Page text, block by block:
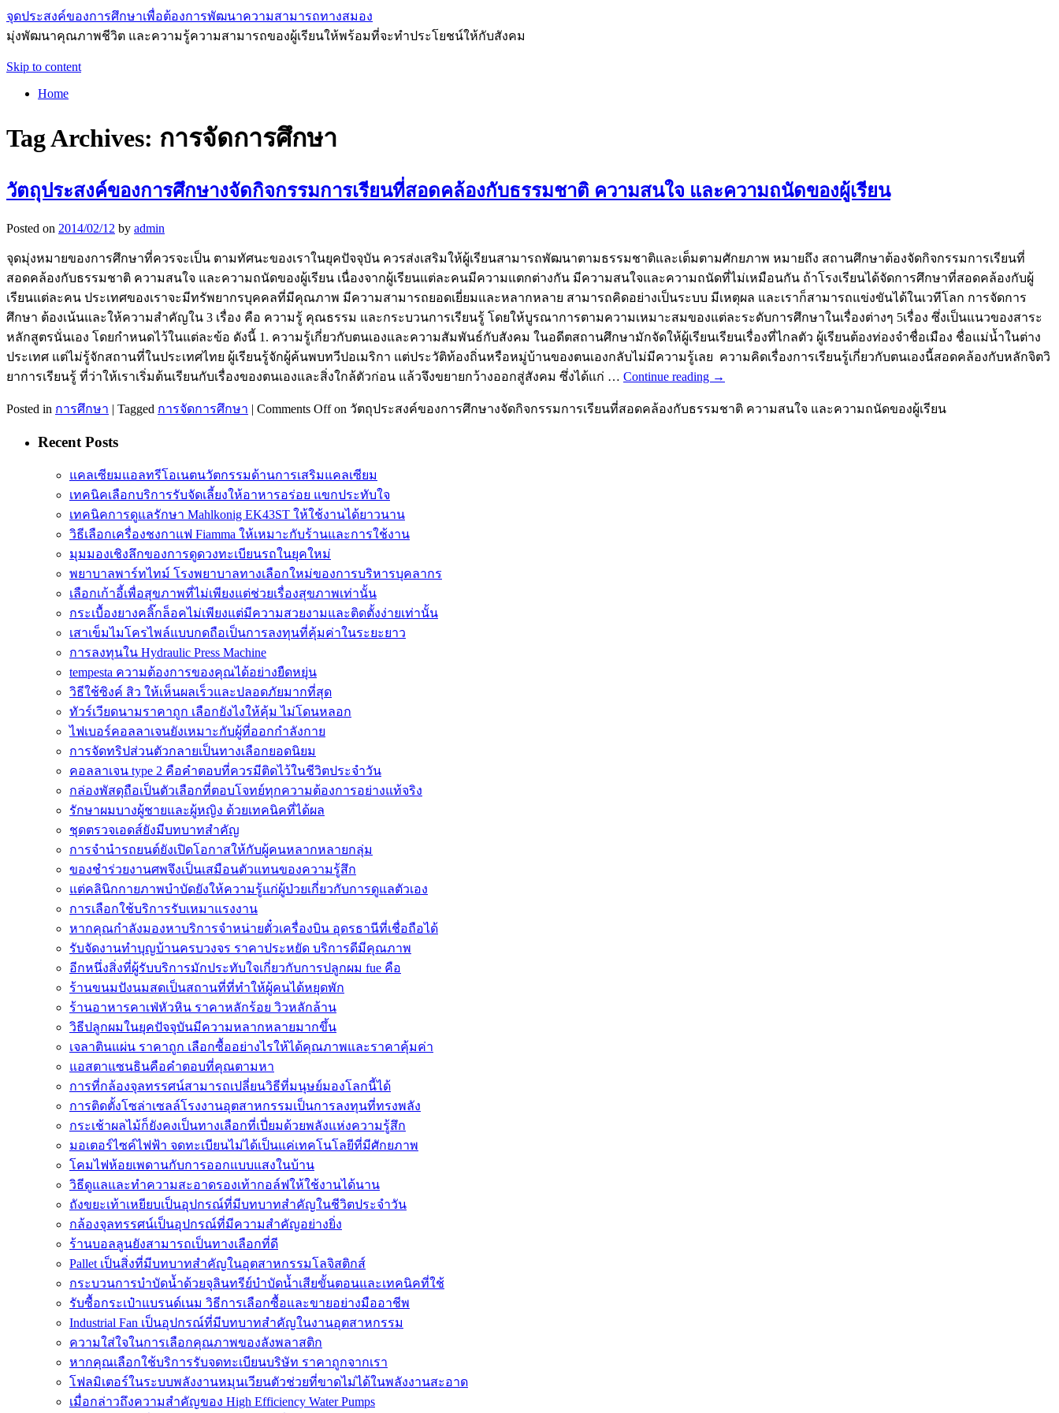
จุดประสงค์ของการศึกษาเพื่อต้องการพัฒนาความสามารถทางสมอง
มุ่งพัฒนาคุณภาพชีวิต และความรู้ความสามารถของผู้เรียนให้พร้อมที่จะทำประโยชน์ให้กับสังคม
Skip to content
Home
Tag Archives: การจัดการศึกษา
วัตถุประสงค์ของการศึกษางจัดกิจกรรมการเรียนที่สอดคล้องกับธรรมชาติ ความสนใจ และความถนัดของผู้เรียน
Posted on 2014/02/12 by admin
จุดมุ่งหมายของการศึกษาที่ควรจะเป็น ตามทัศนะของเราในยุคปัจจุบัน ควรส่งเสริมให้ผู้เรียนสามารถพัฒนาตามธรรมชาติและเต็มตามศักยภาพ หมายถึง สถานศึกษาต้องจัดกิจกรรมการเรียนที่
สอดคล้องกับธรรมชาติ ความสนใจ และความถนัดของผู้เรียน เนื่องจากผู้เรียนแต่ละคนมีความแตกต่างกัน มีความสนใจและความถนัดที่ไม่เหมือนกัน ถ้าโรงเรียนได้จัดการศึกษาที่สอดคล้องกับผู้
เรียนแต่ละคน ประเทศของเราจะมีทรัพยากรบุคคลที่มีคุณภาพ มีความสามารถยอดเยี่ยมและหลากหลาย สามารถคิดอย่างเป็นระบบ มีเหตุผล และเราก็สามารถแข่งขันได้ในเวทีโลก การจัดการ
ศึกษา ต้องเน้นและให้ความสำคัญใน 3 เรื่อง คือ ความรู้ คุณธรรม และกระบวนการเรียนรู้ โดยให้บูรณาการตามความเหมาะสมของแต่ละระดับการศึกษาในเรื่องต่างๆ 5เรื่อง ซึ่งเป็นแนวของสาระ
หลักสูตรนั่นเอง โดยกำหนดไว้ในแต่ละข้อ ดังนี้ 1. ความรู้เกี่ยวกับตนเองและความสัมพันธ์กับสังคม ในอดีตสถานศึกษามักจัดให้ผู้เรียนเรียนเรื่องที่ไกลตัว ผู้เรียนต้องท่องจำชื่อเมือง ชื่อแม่น้ำในต่าง
ประเทศ แต่ไม่รู้จักสถานที่ในประเทศไทย ผู้เรียนรู้จักผู้ค้นพบทวีปอเมริกา แต่ประวัติท้องถิ่นหรือหมู่บ้านของตนเองกลับไม่มีความรู้เลย ความคิดเรื่องการเรียนรู้เกี่ยวกับตนเองนี้สอดคล้องกับหลักจิตวิ
ยาการเรียนรู้ ที่ว่าให้เราเริ่มต้นเรียนกับเรื่องของตนเองและสิ่งใกล้ตัวก่อน แล้วจึงขยายกว้างออกสู่สังคม ซึ่งได้แก่ … Continue reading →
Posted in การศึกษา | Tagged การจัดการศึกษา | Comments Offon วัตถุประสงค์ของการศึกษางจัดกิจกรรมการเรียนที่สอดคล้องกับธรรมชาติ ความสนใจ และความถนัดของผู้เรียน
Recent Posts
แคลเซียมแอลทรีโอเนตนวัตกรรมด้านการเสริมแคลเซียม
เทคนิคเลือกบริการรับจัดเลี้ยงให้อาหารอร่อย แขกประทับใจ
เทคนิคการดูแลรักษา Mahlkonig EK43ST ให้ใช้งานได้ยาวนาน
วิธีเลือกเครื่องชงกาแฟ Fiamma ให้เหมาะกับร้านและการใช้งาน
มุมมองเชิงลึกของการดูดวงทะเบียนรถในยุคใหม่
พยาบาลพาร์ทไทม์ โรงพยาบาลทางเลือกใหม่ของการบริหารบุคลากร
เลือกเก้าอี้เพื่อสุขภาพที่ไม่เพียงแต่ช่วยเรื่องสุขภาพเท่านั้น
กระเบื้องยางคลิ๊กล็อคไม่เพียงแต่มีความสวยงามและติดตั้งง่ายเท่านั้น
เสาเข็มไมโครไพล์แบบกดถือเป็นการลงทุนที่คุ้มค่าในระยะยาว
การลงทุนใน Hydraulic Press Machine
tempesta ความต้องการของคุณได้อย่างยืดหยุ่น
วิธีใช้ซิงค์ สิว ให้เห็นผลเร็วและปลอดภัยมากที่สุด
ทัวร์เวียดนามราคาถูก เลือกยังไงให้คุ้ม ไม่โดนหลอก
ไฟเบอร์คอลลาเจนยังเหมาะกับผู้ที่ออกกำลังกาย
การจัดทริปส่วนตัวกลายเป็นทางเลือกยอดนิยม
คอลลาเจน type 2 คือคำตอบที่ควรมีติดไว้ในชีวิตประจำวัน
กล่องพัสดุถือเป็นตัวเลือกที่ตอบโจทย์ทุกความต้องการอย่างแท้จริง
รักษาผมบางผู้ชายและผู้หญิง ด้วยเทคนิคที่ได้ผล
ชุดตรวจเอดส์ยังมีบทบาทสำคัญ
การจำนำรถยนต์ยังเปิดโอกาสให้กับผู้คนหลากหลายกลุ่ม
ของชำร่วยงานศพจึงเป็นเสมือนตัวแทนของความรู้สึก
แต่คลินิกกายภาพบำบัดยังให้ความรู้แก่ผู้ป่วยเกี่ยวกับการดูแลตัวเอง
การเลือกใช้บริการรับเหมาแรงงาน
หากคุณกำลังมองหาบริการจำหน่ายตั๋วเครื่องบิน อุดรธานีที่เชื่อถือได้
รับจัดงานทำบุญบ้านครบวงจร ราคาประหยัด บริการดีมีคุณภาพ
อีกหนึ่งสิ่งที่ผู้รับบริการมักประทับใจเกี่ยวกับการปลูกผม fue คือ
ร้านขนมปังนมสดเป็นสถานที่ที่ทำให้ผู้คนได้หยุดพัก
ร้านอาหารคาเฟ่หัวหิน ราคาหลักร้อย วิวหลักล้าน
วิธีปลูกผมในยุคปัจจุบันมีความหลากหลายมากขึ้น
เจลาตินแผ่น ราคาถูก เลือกซื้ออย่างไรให้ได้คุณภาพและราคาคุ้มค่า
แอสตาแซนธินคือคำตอบที่คุณตามหา
การที่กล้องจุลทรรศน์สามารถเปลี่ยนวิธีที่มนุษย์มองโลกนี้ได้
การติดตั้งโซล่าเซลล์โรงงานอุตสาหกรรมเป็นการลงทุนที่ทรงพลัง
กระเช้าผลไม้ก็ยังคงเป็นทางเลือกที่เปี่ยมด้วยพลังแห่งความรู้สึก
มอเตอร์ไซค์ไฟฟ้า จดทะเบียนไม่ได้เป็นแค่เทคโนโลยีที่มีศักยภาพ
โคมไฟห้อยเพดานกับการออกแบบแสงในบ้าน
วิธีดูแลและทำความสะอาดรองเท้ากอล์ฟให้ใช้งานได้นาน
ถังขยะเท้าเหยียบเป็นอุปกรณ์ที่มีบทบาทสำคัญในชีวิตประจำวัน
กล้องจุลทรรศน์เป็นอุปกรณ์ที่มีความสำคัญอย่างยิ่ง
ร้านบอลลูนยังสามารถเป็นทางเลือกที่ดี
Pallet เป็นสิ่งที่มีบทบาทสำคัญในอุตสาหกรรมโลจิสติกส์
กระบวนการบำบัดน้ำด้วยจุลินทรีย์บำบัดน้ำเสียขั้นตอนและเทคนิคที่ใช้
รับซื้อกระเป๋าแบรนด์เนม วิธีการเลือกซื้อและขายอย่างมืออาชีพ
Industrial Fan เป็นอุปกรณ์ที่มีบทบาทสำคัญในงานอุตสาหกรรม
ความใส่ใจในการเลือกคุณภาพของลังพลาสติก
หากคุณเลือกใช้บริการรับจดทะเบียนบริษัท ราคาถูกจากเรา
โฟลมิเตอร์ในระบบพลังงานหมุนเวียนตัวช่วยที่ขาดไม่ได้ในพลังงานสะอาด
เมื่อกล่าวถึงความสำคัญของ High Efficiency Water Pumps